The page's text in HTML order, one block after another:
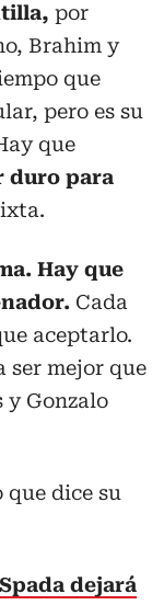
por
Brahim y
que
pero es su
que
duro para
Hay que
Cada
aceptarlo.
ser mejor que
Gonzalo
que dice su
dejará